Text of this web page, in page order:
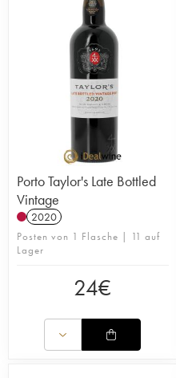
Porto Taylor's Late Bottled
Vintage
2020
Posten von 1 Flasche | 11 auf
Lager
24€